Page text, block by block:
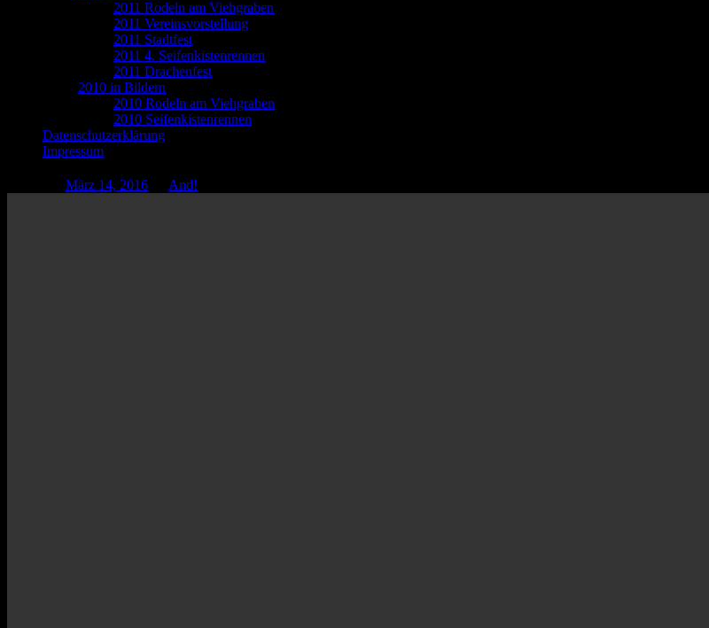
2011 Rodeln am Viehgraben
2011 Vereinsvorstellung
2011 Stadtfest
2011 4. Seifenkistenrennen
2011 Drachenfest
2010 in Bildern
2010 Rodeln am Viehgraben
2010 Seifenkistenrennen
Datenschutzerklärung
Impressum
März 14, 2016 And!